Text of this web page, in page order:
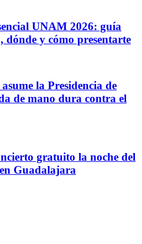
UNAM 2026: guía
dónde y cómo presentarte
la Presidencia de
de mano dura contra el
gratuito la noche del
Guadalajara